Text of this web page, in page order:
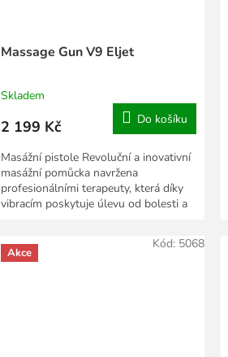
Massage Gun V9 Eljet
Skladem
2 199 Kč Do košíku
Masážní pistole Revoluční a inovativní
masážní pomůcka navržena
profesionálními terapeuty, která díky
vibracím poskytuje úlevu od bolesti a
Akce
Kód: 5068